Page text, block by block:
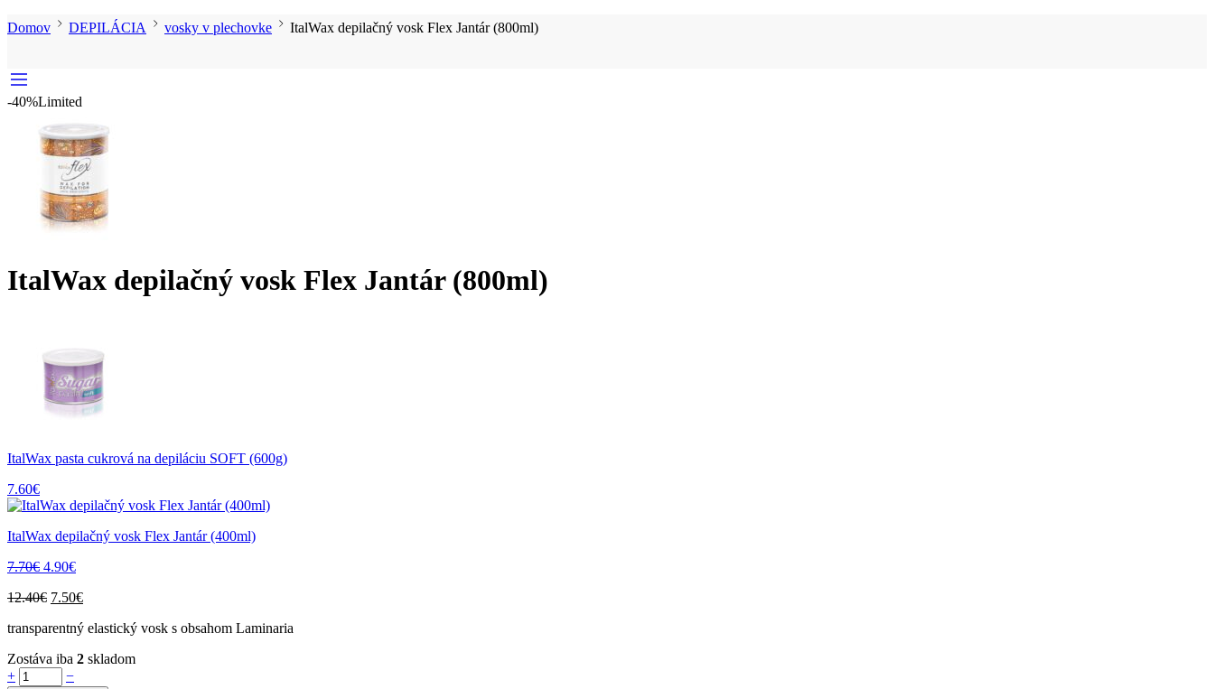
Domov DEPILÁCIA vosky v plechovke ItalWax depilačný vosk Flex Jantár (800ml)
-40%Limited
ItalWax depilačný vosk Flex Jantár (800ml)
ItalWax pasta cukrová na depiláciu SOFT (600g)
7.60€
ItalWax depilačný vosk Flex Jantár (400ml)
7.70€ Pôvodná
bola:
4.90€Aktuálna
je:
12.40€ Pôvodná
bola:
7.50€Aktuálna
je:
transparentný elastický vosk s obsahom Laminaria
Zostáva iba 2 skladom
ItalWax
+ −